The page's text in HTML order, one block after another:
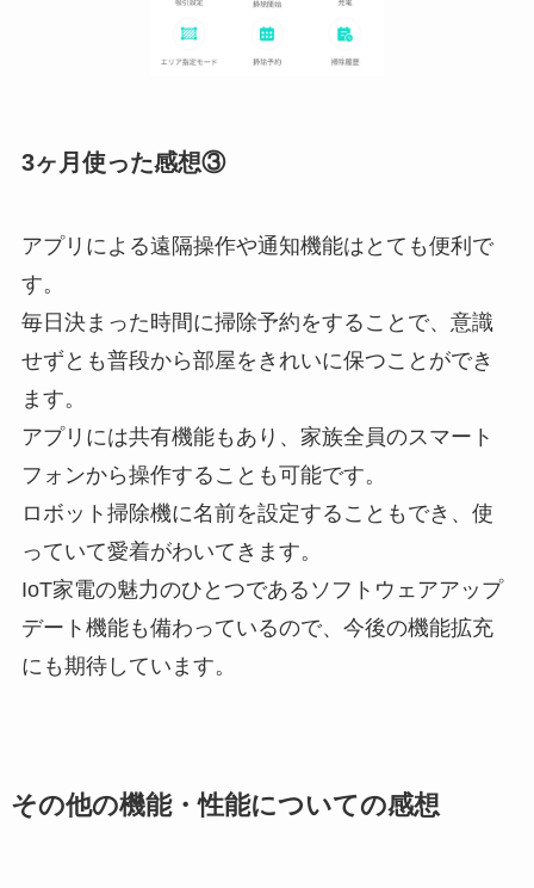
3ヶ月使った感想③
アプリによる遠隔操作や通知機能はとても便利で
す。
毎日決まった時間に掃除予約をすることで、意識
せずとも普段から部屋をきれいに保つことができ
ます。
アプリには共有機能もあり、家族全員のスマート
フォンから操作することも可能です。
ロボット掃除機に名前を設定することもでき、使
っていて愛着がわいてきます。
IoT家電の魅力のひとつであるソフトウェアアップ
デート機能も備わっているので、今後の機能拡充
にも期待しています。
その他の機能・性能についての感想